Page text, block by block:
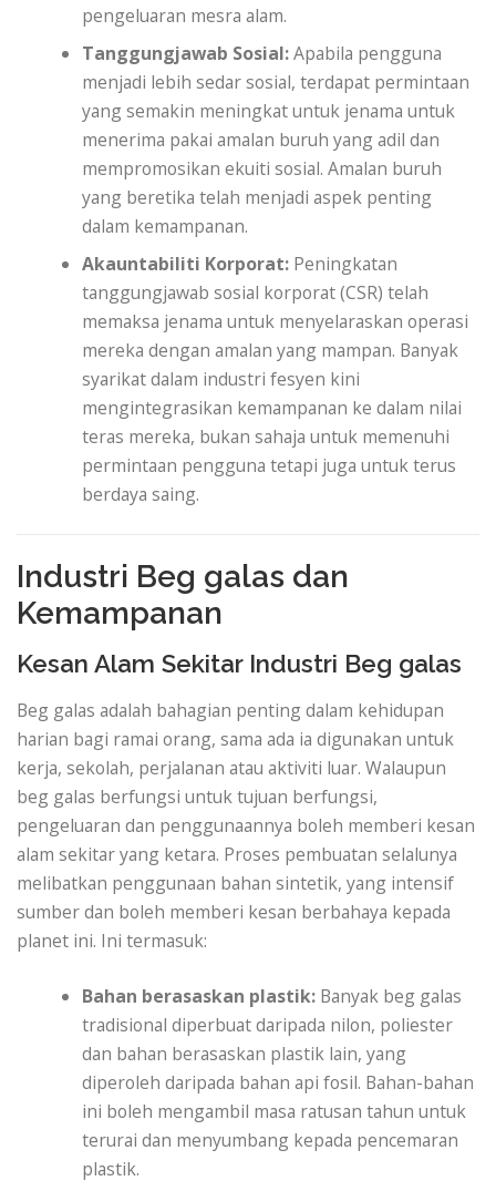
pengeluaran mesra alam.
Tanggungjawab Sosial:Apabila pengguna
menjadi lebih sedar sosial, terdapat permintaan
yang semakin meningkat untuk jenama untuk
menerima pakai amalan buruh yang adil dan
mempromosikan ekuiti sosial. Amalan buruh
yang beretika telah menjadi aspek penting
dalam kemampanan.
Akauntabiliti Korporat: Peningkatan
tanggungjawab sosial korporat (CSR) telah
memaksa jenama untuk menyelaraskan operasi
mereka dengan amalan yang mampan. Banyak
syarikat dalam industri fesyen kini
mengintegrasikan kemampanan ke dalam nilai
teras mereka, bukan sahaja untuk memenuhi
permintaan pengguna tetapi juga untuk terus
berdaya saing.
Industri Beg galas dan
Kemampanan
Kesan Alam Sekitar Industri Beg galas
Beg galas adalah bahagian penting dalam kehidupan
harian bagi ramai orang, sama ada ia digunakan untuk
kerja, sekolah, perjalanan atau aktiviti luar. Walaupun
beg galas berfungsi untuk tujuan berfungsi,
pengeluaran dan penggunaannya boleh memberi kesan
alam sekitar yang ketara. Proses pembuatan selalunya
melibatkan penggunaan bahan sintetik, yang intensif
sumber dan boleh memberi kesan berbahaya kepada
planet ini. Ini termasuk:
Bahan berasaskan plastik: Banyak beg galas
tradisional diperbuat daripada nilon, poliester
dan bahan berasaskan plastik lain, yang
diperoleh daripada bahan api fosil. Bahan-bahan
ini boleh mengambil masa ratusan tahun untuk
terurai dan menyumbang kepada pencemaran
plastik.